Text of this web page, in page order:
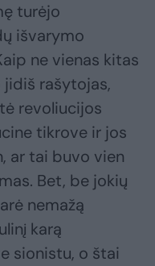
turėjo
išvarymo
ne vienas kitas
rašytojas,
revoliucijos
tikrove ir jos
ar tai buvo vien
Bet, be jokių
nemažą
karą
sionistu, o štai